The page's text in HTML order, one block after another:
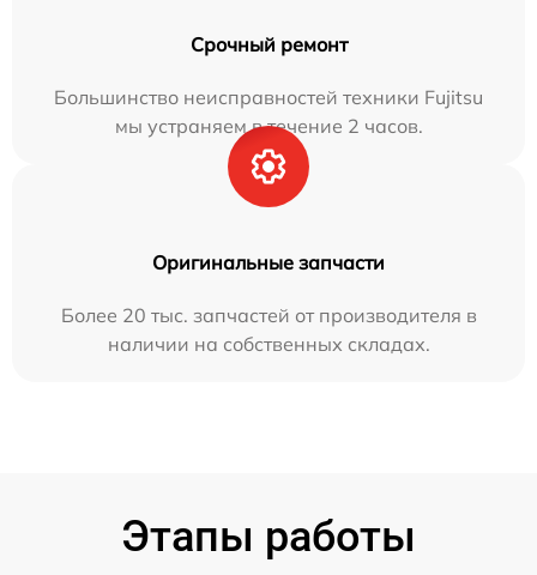
Срочный ремонт
Большинство неисправностей техники Fujitsu
мы устраняем в течение 2 часов.
Оригинальные запчасти
Более 20 тыс. запчастей от производителя в
наличии на собственных складах.
Этапы работы